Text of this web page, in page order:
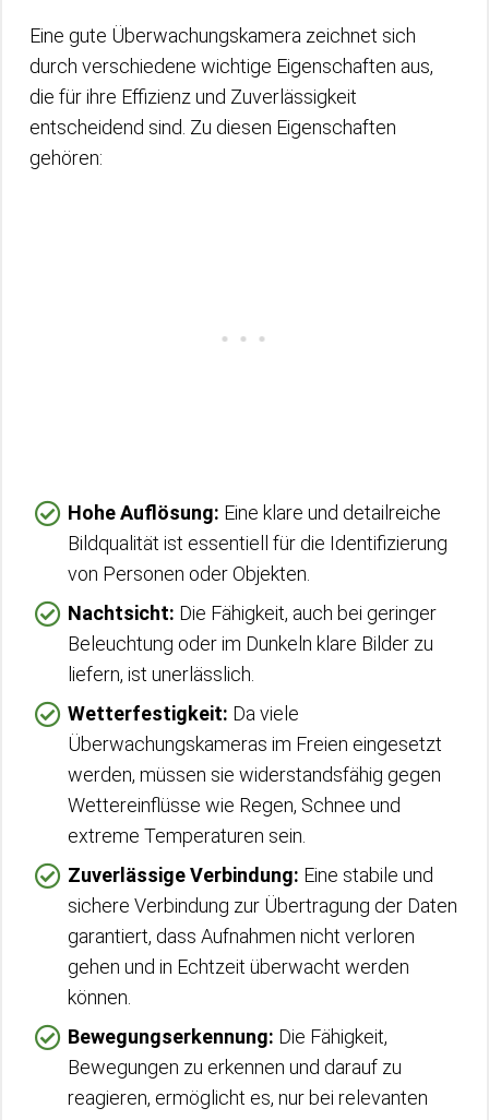
Eine gute Überwachungskamera zeichnet sich
durch verschiedene wichtige Eigenschaften aus,
die für ihre Effizienz und Zuverlässigkeit
entscheidend sind. Zu diesen Eigenschaften
gehören:
Hohe Auflösung: Eine klare und detailreiche
Bildqualität ist essentiell für die Identifizierung
von Personen oder Objekten.
Nachtsicht: Die Fähigkeit, auch bei geringer
Beleuchtung oder im Dunkeln klare Bilder zu
liefern, ist unerlässlich.
Wetterfestigkeit: Da viele
Überwachungskameras im Freien eingesetzt
werden, müssen sie widerstandsfähig gegen
Wettereinflüsse wie Regen, Schnee und
extreme Temperaturen sein.
Zuverlässige Verbindung: Eine stabile und
sichere Verbindung zur Übertragung der Daten
garantiert, dass Aufnahmen nicht verloren
gehen und in Echtzeit überwacht werden
können.
Bewegungserkennung: Die Fähigkeit,
Bewegungen zu erkennen und darauf zu
reagieren, ermöglicht es, nur bei relevanten